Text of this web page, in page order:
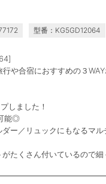
型番：KG5GD12064
や合宿におすすめの３
しました！
能◎
ダー／リュックにもなるマル
がたくさん付いているので
ット入りなので疲れにく